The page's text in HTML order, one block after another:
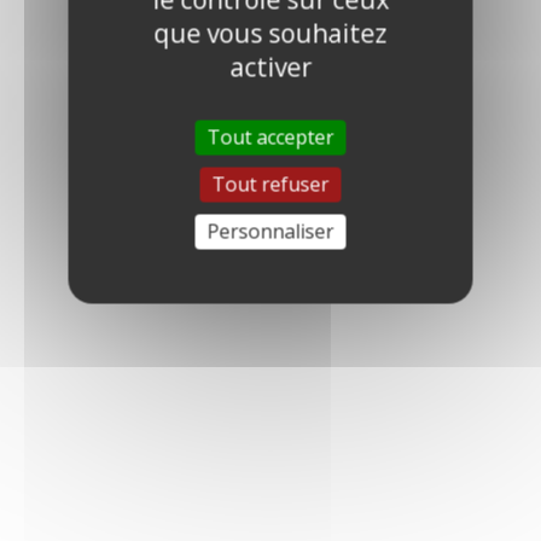
que vous souhaitez
activer
Tout accepter
Tout refuser
Personnaliser